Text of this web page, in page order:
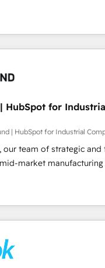
by these
combination of talents,
on their digital
revenue teams
and serve. We don't just
your team to own it,
We Do ⚙️ CRM
📈 Sales & Marketing
🔄 Custom Integrations &
while we build. We fix
mid-market
with your actual
🔄 Top 5% globally in
years of consistent
into unified
results.
HubSpot for
| HubSpot for Industrial
our team of strategic and
market
We specialize in
that drive results by
and data to fuel
Consulting -
Strategic Solutions: -